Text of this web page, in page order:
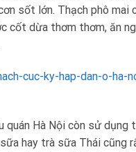
sốt lớn. Thạch phô mai
cốt dừa thơm thơm, ăn
quán Hà Nội còn sử dụng
hay trà sữa Thái cũng